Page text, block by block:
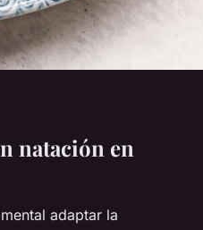
natación en
adaptar la